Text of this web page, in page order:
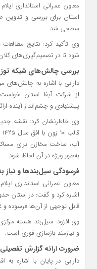
معاون عمرانی استانداری
استان برای بررسی و تدوین
سطحی شد.
وی تأکید کرد: نتایج مطالعات
شود تا در تصمیم‌گیری‌های کلان
بررسی چالش‌های شبکه
دارابی با اشاره به
از شرکت آبفا استان
پیشنهادی و چشم‌انداز آینده
وی خاطرنشان کرد: نقشه
آب، ساخت مخازن برای
به‌طور ویژه در آن لحاظ شود.
فرسودگی سیل‌بندها و نیاز
معاون عمرانی استانداری
قابل توجهی از آن‌ها فرسوده و
وی افزود: سیل‌بند هسته مرکزی
و نیازمند بازسازی فوری است.
ضرورت ارائه گزارش
دارابی در پایان با اشاره